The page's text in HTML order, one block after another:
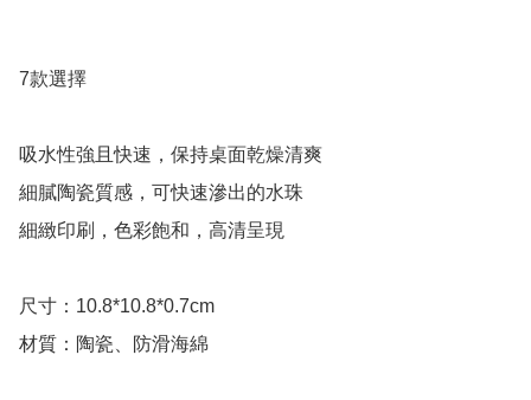
7款選擇
吸水性強且快速，保持桌面乾燥清爽
細膩陶瓷質感，可快速滲出的水珠
細緻印刷，色彩飽和，高清呈現
尺寸：10.8*10.8*0.7cm
材質：陶瓷、防滑海綿